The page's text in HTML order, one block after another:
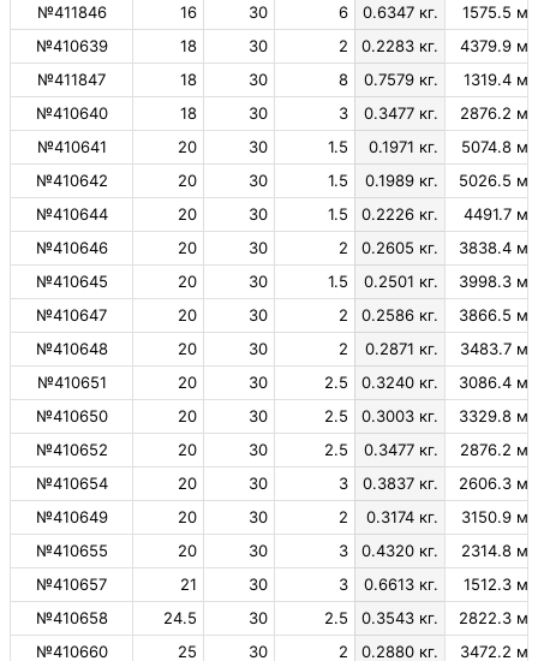
№411846
16 30 6 0.6347 кг.
1575.5 м.
№410639
18 30 2 0.2283 кг.
4379.9 м.
№411847
18 30 8 0.7579 кг.
1319.4 м.
№410640
18 30 3 0.3477 кг.
2876.2 м.
№410641
20 30 1.5 0.1971 кг.
5074.8 м.
№410642
20 30 1.5 0.1989 кг.
5026.5 м.
№410644
20 30 1.5 0.2226 кг.
4491.7 м.
№410646
20 30 2 0.2605 кг.
3838.4 м.
№410645
20 30 1.5 0.2501 кг.
3998.3 м.
№410647
20 30 2 0.2586 кг.
3866.5 м.
№410648
20 30 2 0.2871 кг.
3483.7 м.
№410651
20 30 2.5 0.3240 кг.
3086.4 м.
№410650
20 30 2.5 0.3003 кг.
3329.8 м.
№410652
20 30 2.5 0.3477 кг.
2876.2 м.
№410654
20 30 3 0.3837 кг.
2606.3 м.
№410649
20 30 2 0.3174 кг.
3150.9 м.
№410655
20 30 3 0.4320 кг.
2314.8 м.
№410657
21 30 3 0.6613 кг.
1512.3 м.
№410658
24.5 30 2.5 0.3543 кг.
2822.3 м.
№410660
25 30 2 0.2880 кг.
3472.2 м.